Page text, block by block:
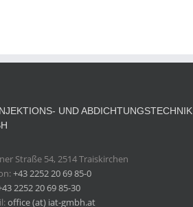
UND ABDICHTUNGSTECHNIK
Straße 54, 2514 Traiskirchen
+43 2252 20 69 85-0
2252 20 69 85-30
office (at) iat-gmbh.at